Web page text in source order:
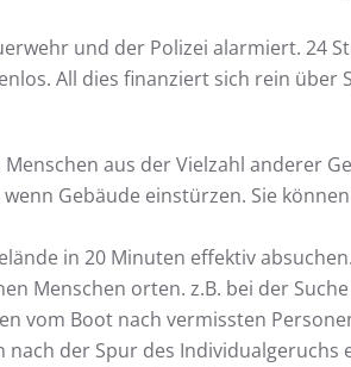
und der Polizei alarmiert. 24
All dies finanziert sich rein über
aus der Vielzahl anderer
Gebäude einstürzen. Sie
in 20 Minuten effektiv
Menschen orten. z.B. bei der
vom Boot nach vermissten
der Spur des